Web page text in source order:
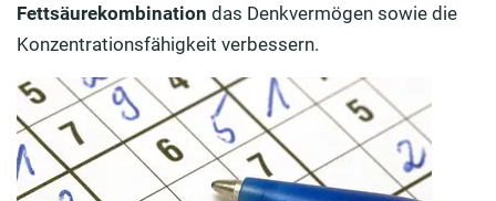
Fettsäurekombination das Denkvermögen sowie die
Konzentrationsfähigkeit verbessern.